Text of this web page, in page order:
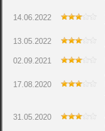
14.06.2022
13.05.2022
02.09.2021
17.08.2020
31.05.2020